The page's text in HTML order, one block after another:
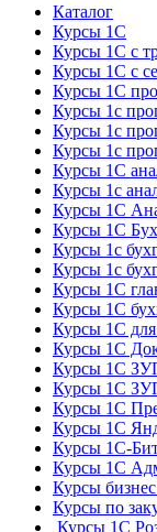
Каталог
Курсы 1С
Курсы 1С с
Курсы 1С с
Курсы 1С
Курсы 1с
Курсы 1с
Курсы 1с
Курсы 1С
Курсы 1с
Курсы 1С
Курсы 1С
Курсы 1с
Курсы 1с
Курсы 1С
Курсы 1С
Курсы 1С для
Курсы 1С
Курсы 1С
Курсы 1С
Курсы 1С
Курсы 1С
Курсы 1С-
Курсы 1С
Курсы
Курсы по
Курсы 1С